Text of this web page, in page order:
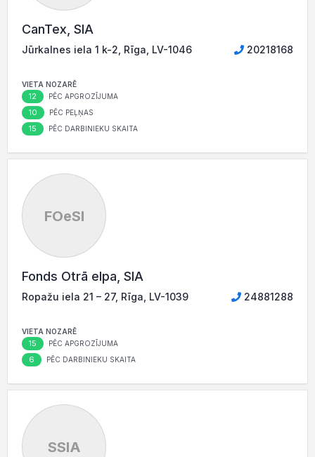
CanTex, SIA
Jūrkalnes iela 1 k-2, Rīga, LV-1046 20218168
VIETA NOZARĒ
12 PĒC APGROZĪJUMA
10 PĒC PEĻŅAS
15 PĒC DARBINIEKU SKAITA
FOeSI
Fonds Otrā elpa, SIA
Ropažu iela 21 – 27, Rīga, LV-1039 24881288
VIETA NOZARĒ
15 PĒC APGROZĪJUMA
6 PĒC DARBINIEKU SKAITA
SSIA